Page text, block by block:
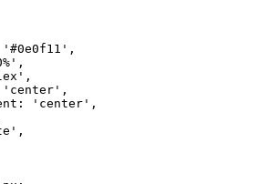
'#0e0f11' ,
,
,
'center' ,
: 'center' ,
,